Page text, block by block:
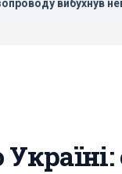
невідомий дрон